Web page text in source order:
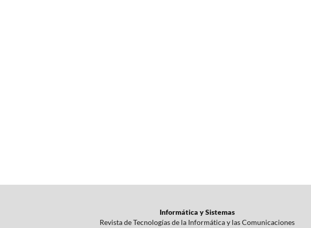
Informática y Sistemas
Revista de Tecnologías de la Informática y las Comunicaciones